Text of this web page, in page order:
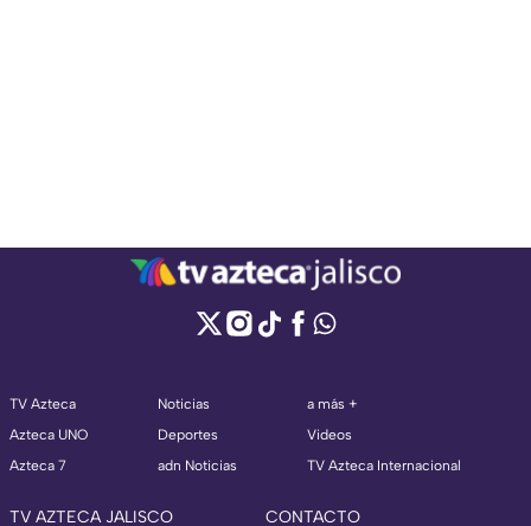
TV Azteca
Azteca UNO
Azteca 7
Noticias
Deportes
adn Noticias
a más +
Videos
TV Azteca Internacional
TV AZTECA JALISCO CONTACTO